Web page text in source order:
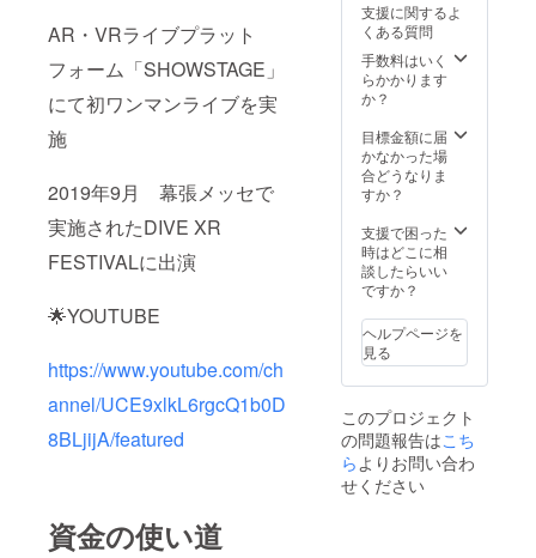
AR・VRライブプラット
フォーム「SHOWSTAGE」
にて初ワンマンライブを実
施
2019年9月 幕張メッセで
実施されたDIVE XR
FESTIVALに出演
🌟YOUTUBE
https://www.youtube.com/ch
annel/UCE9xlkL6rgcQ1b0D
8BLjijA/featured
資金の使い道
支援に関するよ
くある質問
手数料はいく
らかかります
か？
目標金額に届
かなかった場
合どうなりま
すか？
支援で困った
時はどこに相
談したらいい
ですか？
ヘルプページを
見る
このプロジェクト
の問題報告はこち
らよりお問い合わ
せください